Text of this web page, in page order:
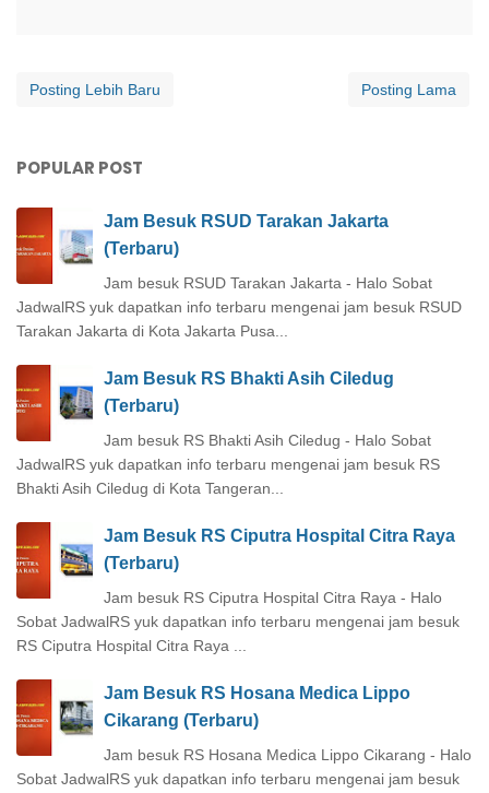
Posting Lebih Baru Posting Lama
POPULAR POST
Jam Besuk RSUD Tarakan Jakarta
(Terbaru)
Jam besuk RSUD Tarakan Jakarta - Halo Sobat
JadwalRS yuk dapatkan info terbaru mengenai jam besuk RSUD
Tarakan Jakarta di Kota Jakarta Pusa...
Jam Besuk RS Bhakti Asih Ciledug
(Terbaru)
Jam besuk RS Bhakti Asih Ciledug - Halo Sobat
JadwalRS yuk dapatkan info terbaru mengenai jam besuk RS
Bhakti Asih Ciledug di Kota Tangeran...
Jam Besuk RS Ciputra Hospital Citra Raya
(Terbaru)
Jam besuk RS Ciputra Hospital Citra Raya - Halo
Sobat JadwalRS yuk dapatkan info terbaru mengenai jam besuk
RS Ciputra Hospital Citra Raya ...
Jam Besuk RS Hosana Medica Lippo
Cikarang (Terbaru)
Jam besuk RS Hosana Medica Lippo Cikarang - Halo
Sobat JadwalRS yuk dapatkan info terbaru mengenai jam besuk